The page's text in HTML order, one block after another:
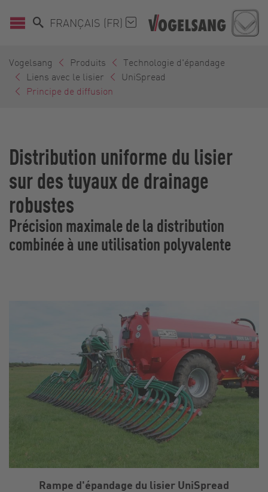
FRANÇAIS (FR)
Vogelsang Produits
Technologie d'épandage
Liens avec le lisier
UniSpread
Principe de diffusion
Distribution uniforme du lisier
sur des tuyaux de drainage
robustes
Précision maximale de la distribution
combinée à une utilisation polyvalente
Rampe d'épandage du lisier UniSpread